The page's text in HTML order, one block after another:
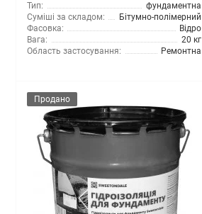
Тип:
фундаментна
Суміші за складом:
Бітумно-полімерний
Фасовка:
Відро
Вага:
20 кг
Область застосування:
Ремонтна
Продано